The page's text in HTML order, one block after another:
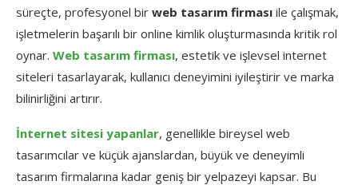
süreçte, profesyonel bir web tasarım firması ile çalışmak,
işletmelerin başarılı bir online kimlik oluşturmasında kritik rol
oynar. Web tasarım firması, estetik ve işlevsel internet
siteleri tasarlayarak, kullanıcı deneyimini iyileştirir ve marka
bilinirliğini artırır.
İnternet sitesi yapanlar, genellikle bireysel web
tasarımcılar ve küçük ajanslardan, büyük ve deneyimli
tasarım firmalarına kadar geniş bir yelpazeyi kapsar. Bu